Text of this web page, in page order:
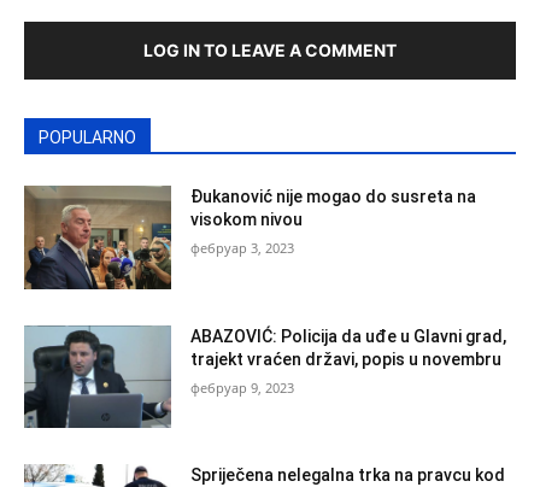
LOG IN TO LEAVE A COMMENT
POPULARNO
Đukanović nije mogao do susreta na
visokom nivou
фебруар 3, 2023
ABAZOVIĆ: Policija da uđe u Glavni grad,
trajekt vraćen državi, popis u novembru
фебруар 9, 2023
Spriječena nelegalna trka na pravcu kod